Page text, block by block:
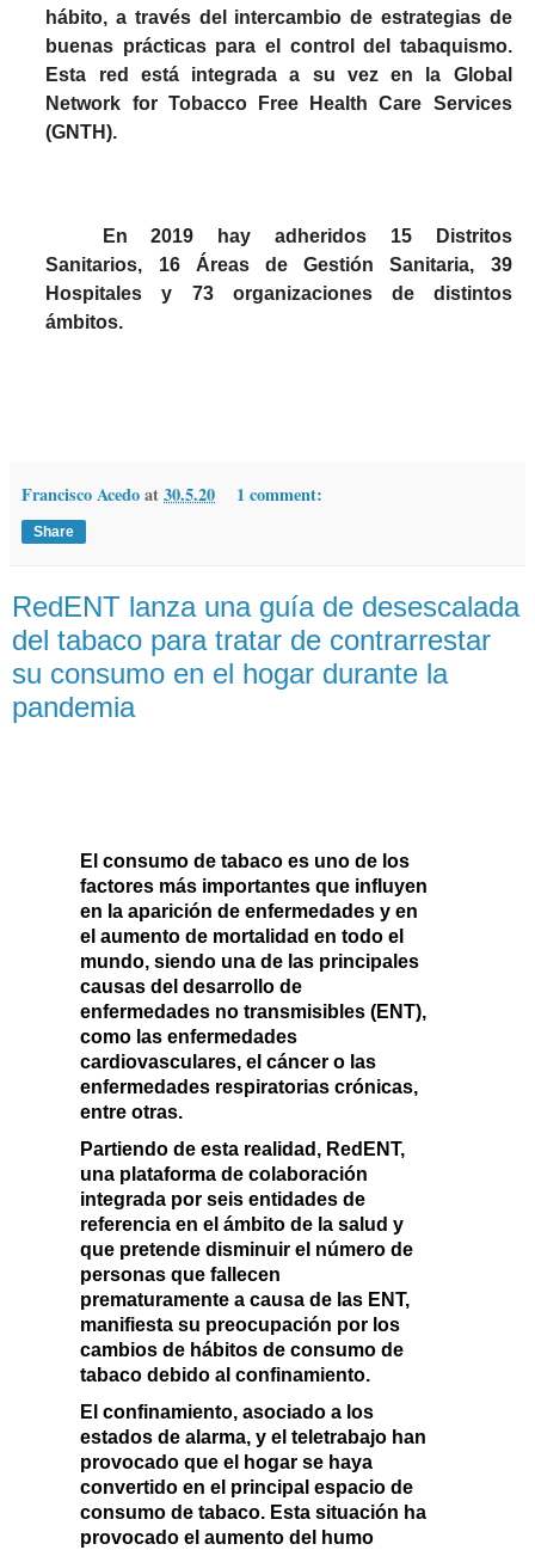
hábito, a través del intercambio de estrategias de
buenas prácticas para el control del tabaquismo.
Esta red está integrada a su vez en la Global
Network for Tobacco Free Health Care Services
(GNTH).
En 2019 hay adheridos 15 Distritos
Sanitarios, 16 Áreas de Gestión Sanitaria, 39
Hospitales y 73 organizaciones de distintos
ámbitos.
Francisco Acedoat30.5.20 1 comment:
Share
RedENT lanza una guía de desescalada
del tabaco para tratar de contrarrestar
su consumo en el hogar durante la
pandemia
El consumo de tabacoes uno de los
factores más importantes que influyen
en la aparición de enfermedades y en
el aumento de mortalidad en todo el
mundo, siendo una de las principales
causas del desarrollo de
enfermedades no transmisibles (ENT),
como las enfermedades
cardiovasculares, el cáncer o las
enfermedades respiratorias crónicas,
entre otras.
Partiendo de esta realidad, RedENT,
una plataforma de colaboración
integrada por seis entidades de
referencia en el ámbito de la salud y
que pretende disminuir el número de
personas que fallecen
prematuramente a causa de las ENT,
manifiesta su preocupación por los
cambios de hábitos de consumo de
tabaco debido al confinamiento.
El confinamiento, asociado a los
estados de alarma, y el teletrabajo han
provocado que el hogar se haya
convertido en el principal espacio de
consumo de tabaco.Esta situación ha
provocado el aumento del humo